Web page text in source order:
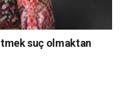
suç olmaktan